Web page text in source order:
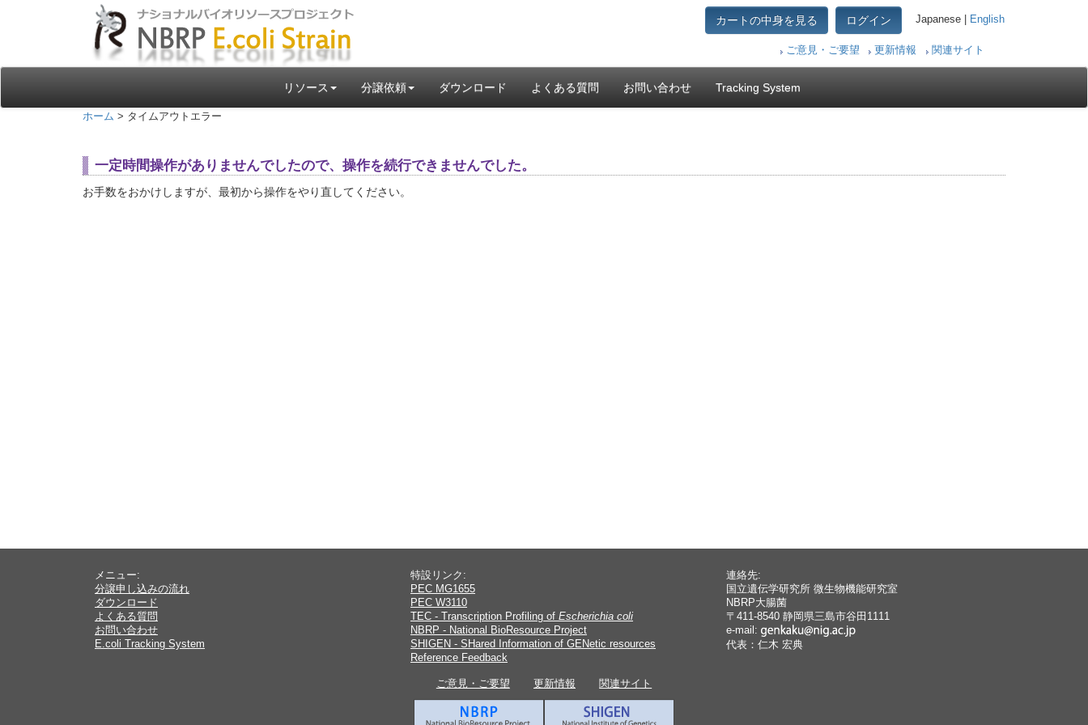
カートの中身を見る ログイン Japanese | English
ご意見・ご要望 更新情報 関連サイト
リソース 分譲依頼 ダウンロード よくある質問 お問い合わせ Tracking System
ホーム > タイムアウトエラー
一定時間操作がありませんでしたので、操作を続行できませんでした。
お手数をおかけしますが、最初から操作をやり直してください。
メニュー:
分譲申し込みの流れ
ダウンロード
よくある質問
お問い合わせ
E.coli Tracking System
特設リンク:
PEC MG1655
PEC W3110
TEC - Transcription Profiling of Escherichia coli
NBRP - National BioResource Project
SHIGEN - SHared Information of GENetic resources
Reference Feedback
連絡先:
国立遺伝学研究所 微生物機能研究室
NBRP大腸菌
〒411-8540 静岡県三島市谷田1111
e-mail:
代表：仁木 宏典
ご意見・ご要望 更新情報 関連サイト